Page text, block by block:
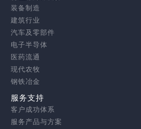
装备制造
建筑行业
汽车及零部件
电子半导体
医药流通
现代农牧
钢铁冶金
服务支持
客户成功体系
服务产品与方案